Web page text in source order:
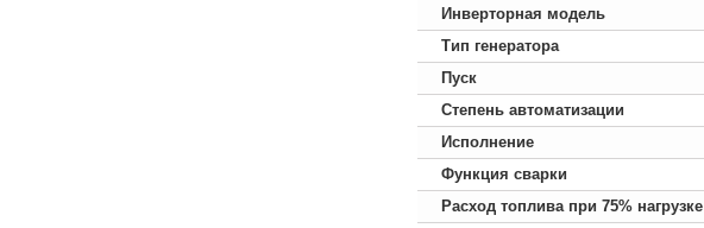
Инверторная модель
Тип генератора
Пуск
Степень автоматизации
Исполнение
Функция сварки
Расход топлива при 75% нагрузке